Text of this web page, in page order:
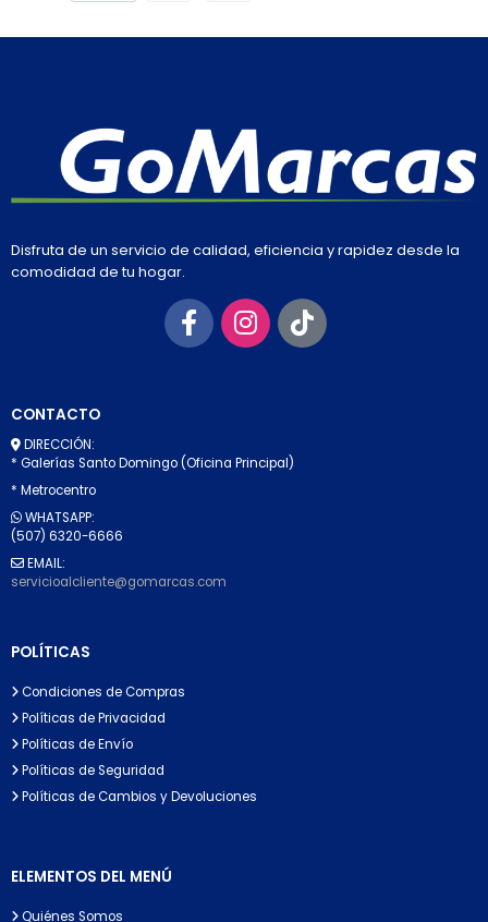
Disfruta de un servicio de calidad, eficiencia y rapidez desde la
comodidad de tu hogar.
CONTACTO
DIRECCIÓN:
* Galerías Santo Domingo (Oficina Principal)
* Metrocentro
WHATSAPP:
(507) 6320-6666
EMAIL:
servicioalcliente@gomarcas.com
POLÍTICAS
Condiciones de Compras
Políticas de Privacidad
Políticas de Envío
Políticas de Seguridad
Políticas de Cambios y Devoluciones
ELEMENTOS DEL MENÚ
Quiénes Somos